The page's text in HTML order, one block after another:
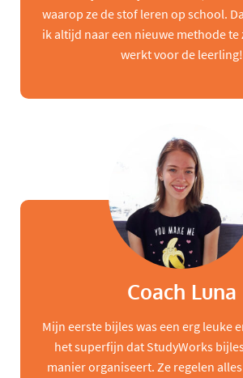
waarop ze de stof leren op school.
ik altijd naar een nieuwe methode te
werkt voor de leerling!
Coach Luna
Mijn eerste bijles was een erg leuke
het superfijn dat StudyWorks
manier organiseert. Ze regelen